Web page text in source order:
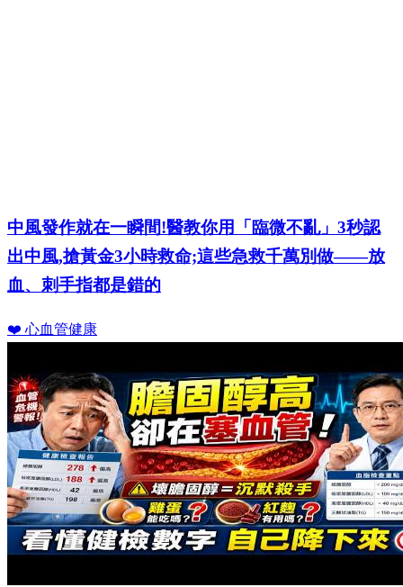
中風發作就在一瞬間!醫教你用「臨微不亂」3秒認
出中風,搶黃金3小時救命;這些急救千萬別做——放
血、刺手指都是錯的
❤️ 心血管健康